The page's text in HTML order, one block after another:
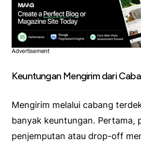
Advertisement
Keuntungan Mengirim dari
Mengirim melalui cabang
banyak keuntungan. Pertama,
penjemputan atau drop-off